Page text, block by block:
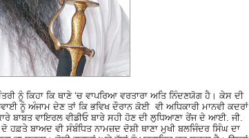
ਨੂੰ ਕਿਹਾ ਕਿ ਥਾਣੇ ‘ਚ ਵਾਪਰਿਆ ਵਰਤਾਰਾ ਅਤਿ ਨਿੰਦਣਯੋਗ ਹੈ। ਕੇਸ ਦੀ
ਨੂੰ ਅੰਜਾਮ ਦੇਣ ਤਾਂ ਕਿ ਭਵਿਖ ਦੌਰਾਨ ਕੋਈ ਵੀ ਅਧਿਕਾਰੀ ਮਾਨਵੀ ਕਦਰਾਂ
ਬਾਬਤ ਵਾਇਰਲ ਵੀਡੀਓ ਬਾਰੇ ਸਹੀ ਹੋਣ ਦੀ ਲੁਧਿਆਣਾ ਰੇਂਜ ਦੇ ਆਈ. ਜੀ.
ਬਾਅਦ ਵੀ ਸੰਬੰਧਿਤ ਨਾਮਜ਼ਦ ਦੋਸ਼ੀ ਥਾਣਾ ਮੁਖੀ ਬਲਜਿੰਦਰ ਸਿੰਘ ਦਾ